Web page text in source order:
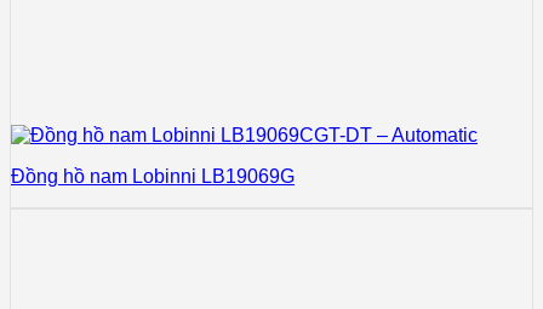
Đồng hồ nam Lobinni LB19069G